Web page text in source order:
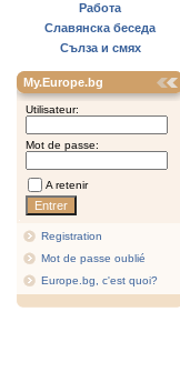
Работа
Славянска беседа
Сълза и смях
My.Europe.bg
Utilisateur:
Mot de passe:
A retenir
Registration
Mot de passe oublié
Europe.bg, c'est quoi?